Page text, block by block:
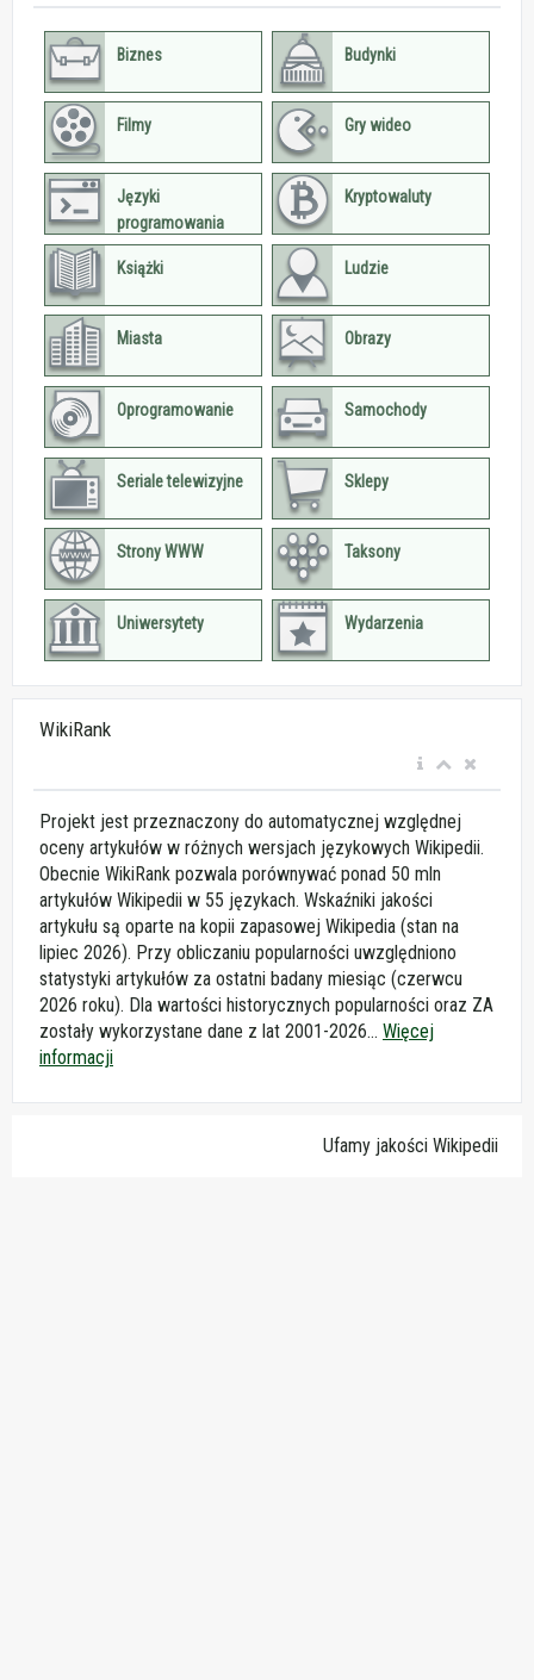
Biznes Budynki
Filmy Gry wideo
Języki
programowania
Kryptowaluty
Książki Ludzie
Miasta Obrazy
Oprogramowanie Samochody
Seriale telewizyjne Sklepy
Strony WWW Taksony
Uniwersytety Wydarzenia
WikiRank
Projekt jest przeznaczony do automatycznej względnej
oceny artykułów w różnych wersjach językowych Wikipedii.
Obecnie WikiRank pozwala porównywać ponad 50 mln
artykułów Wikipedii w 55 językach. Wskaźniki jakości
artykułu są oparte na kopii zapasowej Wikipedia (stan na
lipiec 2026). Przy obliczaniu popularności uwzględniono
statystyki artykułów za ostatni badany miesiąc (czerwcu
2026 roku). Dla wartości historycznych popularności oraz ZA
zostały wykorzystane dane z lat 2001-2026... Więcej
informacji
Ufamy jakości Wikipedii